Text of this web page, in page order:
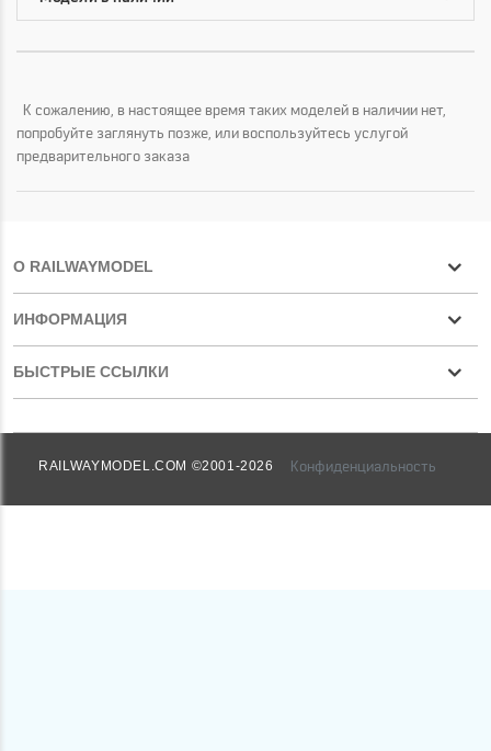
К сожалению, в настоящее время таких моделей в наличии нет,
попробуйте заглянуть позже, или воспользуйтесь услугой
предварительного заказа
О RAILWAYMODEL
ИНФОРМАЦИЯ
БЫСТРЫЕ ССЫЛКИ
RAILWAYMODEL.COM ©2001-2026 Конфиденциальность